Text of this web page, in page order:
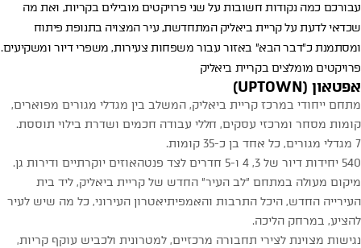
עבורכם כמה נקודות חשובות על שני פרויקטים מובילים בקריות, ואת מה
שכדאי לדעת על קריית ביאליק המתחדשת, עיר המצויה בתנופת פיתוח
ומסתמנת כ״דבר הבא״ באזור עבור משפחות צעירות, משפרי דיור ומשקיעים.
פרויקטים מומלצים בקריית ביאליק
אפטאון (UPTOWN)
מתחם ייחודי במרכז קריית ביאליק, המשלב בין מגדלי מגורים מפוארים,
קומות מסחר ומרכזי עסקים, חללי עבודה חכמים ושדרת בילוי תוססת.
7 מגדלי מגורים, כל אחד בן כ-35 קומות.
540 יחידות דיור של 3, 4 ו-5 חדרים לצד פנטהאוזים יוקרתיים ודירות גן.
מיקום מעולה במתחם ״לב העיר״ החדש של קריית ביאליק, ליד בית
העירייה החדש, היכל התרבות והאמפיתיאטרון העירוני, כל מה שיש לעיר
להציע, במרחק הליכה.
נגישות מצוינת לצירי תחבורה מרכזיים, למטרונית ולכביש עוקף קריות,